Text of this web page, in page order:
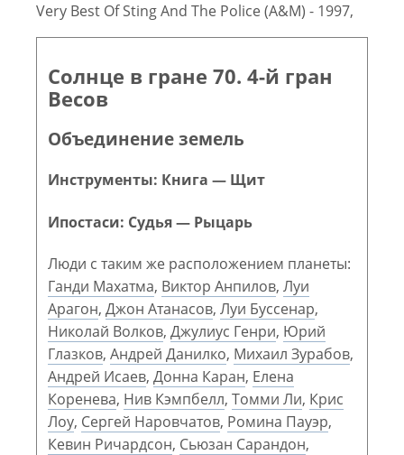
Very Best Of Sting And The Police (A&M) - 1997,
Солнце в гране 70. 4-й гран
Весов
Объединение земель
Инструменты: Книга — Щит
Ипостаси: Судья — Рыцарь
Люди с таким же расположением планеты:
Ганди Махатма, Виктор Анпилов, Луи
Арагон, Джон Атанасов, Луи Буссенар,
Николай Волков, Джулиус Генри, Юрий
Глазков, Андрей Данилко, Михаил Зурабов,
Андрей Исаев, Донна Каран, Елена
Коренева, Нив Кэмпбелл, Томми Ли, Крис
Лоу, Сергей Наровчатов, Ромина Пауэр,
Кевин Ричардсон, Сьюзан Сарандон,